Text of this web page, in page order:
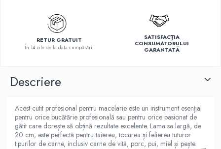
RETUR GRATUIT
În 14 zile de la data cumpărării
SATISFACȚIA
CONSUMATORULUI
GARANTATĂ
Descriere
Acest cutit profesional pentru macelarie este un instrument esențial
pentru orice bucătărie profesională sau pentru orice pasionat de
gătit care dorește să obțină rezultate excelente. Lama sa largă, de
20 cm, este perfectă pentru taierea, tocarea și felierea tuturor
tipurilor de carne, inclusiv carne de vită, porc, pui, miel și pește.